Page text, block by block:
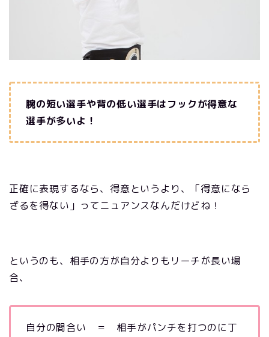
腕の短い選手や背の低い選手はフックが得意な
選手が多いよ！
正確に表現するなら、得意というより、「得意になら
ざるを得ない」ってニュアンスなんだけどね！
というのも、相手の方が自分よりもリーチが長い場
合、
自分の間合い ＝ 相手がパンチを打つのに丁